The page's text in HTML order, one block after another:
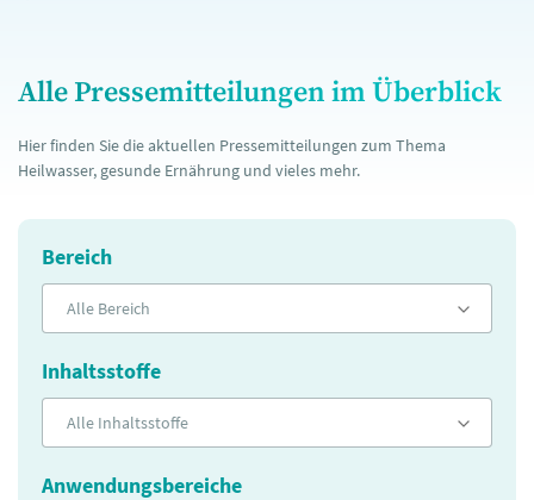
Alle Pressemitteilungen im Überblick
Hier finden Sie die aktuellen Pressemitteilungen zum Thema
Heilwasser, gesunde Ernährung und vieles mehr.
Bereich
Alle Bereich
Inhaltsstoffe
Alle Inhaltsstoffe
Anwendungsbereiche